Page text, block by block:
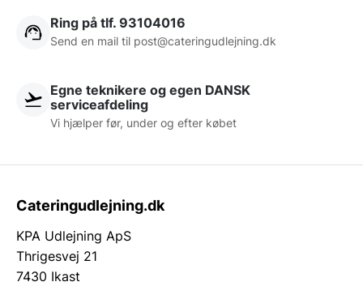
Ring på tlf. 93104016
Send en mail til post@cateringudlejning.dk
Egne teknikere og egen DANSK
serviceafdeling
Vi hjælper før, under og efter købet
Cateringudlejning.dk
KPA Udlejning ApS
Thrigesvej 21
7430 Ikast